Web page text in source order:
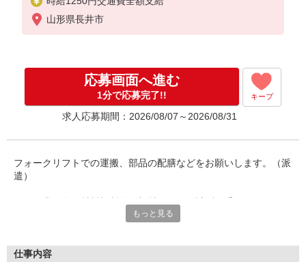
山形県長井市
応募画面へ進む
1分で応募完了!! キープ
求人応募期間：2026/08/07～2026/08/31
フォークリフトでの運搬、部品の配膳などをお願いします。（派
遣）
ざいます。詳細はオペレーターまでお問合せください。
もっと見る
仕事内容